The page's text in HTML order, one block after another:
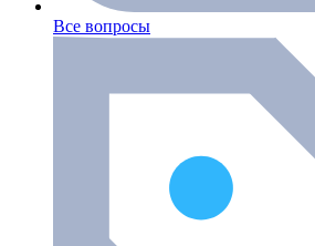
Все вопросы